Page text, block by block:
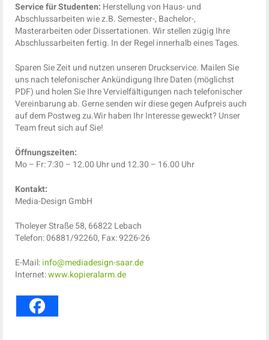
Service für Studenten: Herstellung von Haus- und
Abschlussarbeiten wie z.B. Semester-, Bachelor-,
Masterarbeiten oder Dissertationen.Wir stellen zügig Ihre
Abschlussarbeiten fertig. In der Regel innerhalb eines Tages.
Sparen Sie Zeit und nutzen unseren Druckservice. Mailen Sie
uns nach telefonischer Ankündigung Ihre Daten (möglichst
PDF) und holen Sie Ihre Vervielfältigungen nach telefonischer
Vereinbarung ab. Gerne senden wir diese gegen Aufpreis auch
auf dem Postweg zu.Wir haben Ihr Interesse geweckt? Unser
Team freut sich auf Sie!
Öffnungszeiten:
Mo – Fr: 7:30 – 12.00 Uhr und 12.30 – 16.00 Uhr
Kontakt:
Media-Design GmbH
Tholeyer Straße 58, 66822 Lebach
Telefon: 06881/92260, Fax: 9226-26
E-Mail:info@mediadesign-saar.de
Internet:www.kopieralarm.de